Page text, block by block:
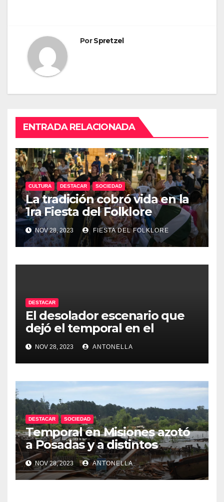
PorSpretzel
ENTRADA RELACIONADA
CULTURA DESTACAR SOCIEDAD
La tradición cobró vida en la
1ra Fiesta del Folklore
Misionero
NOV 28, 2023 FIESTA DEL FOLKLORE
DESTACAR
El desolador escenario que
dejó el temporal en el
interior de Misiones
NOV 28, 2023 ANTONELLA
DESTACAR SOCIEDAD
Temporal en Misiones azotó
a Posadas y a distintos
puntos de la provincia
NOV 28, 2023 ANTONELLA